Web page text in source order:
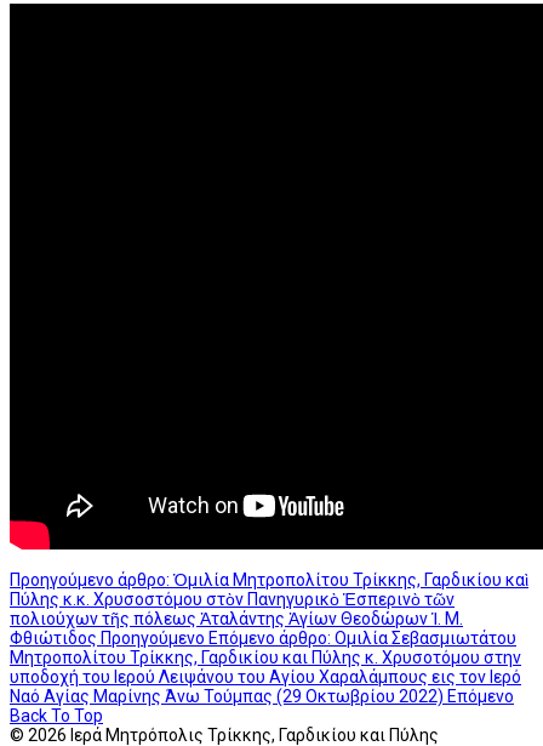
Προηγούμενο άρθρο: Ὁμιλία Μητροπολίτου Τρίκκης, Γαρδικίου καὶ
Πύλης κ.κ. Χρυσοστόμου στὸν Πανηγυρικὸ Ἑσπερινὸ τῶν
πολιούχων τῆς πόλεως Ἀταλάντης Ἁγίων Θεοδώρων Ἱ. Μ.
Φθιώτιδος Προηγούμενο Επόμενο άρθρο: Ομιλία Σεβασμιωτάτου
Μητροπολίτου Τρίκκης, Γαρδικίου και Πύλης κ. Χρυσοτόμου στην
υποδοχή του Ιερού Λειψάνου του Αγίου Χαραλάμπους εις τον Ιερό
Ναό Αγίας Μαρίνης Άνω Τούμπας (29 Οκτωβρίου 2022) Επόμενο
Back To Top
© 2026 Ιερά Μητρόπολις Τρίκκης, Γαρδικίου και Πύλης